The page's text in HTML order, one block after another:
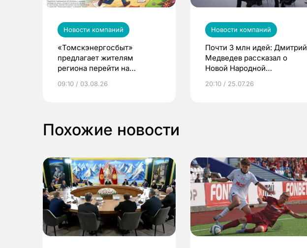
Новости компаний
«Томскэнергосбыт»
предлагает жителям
региона перейти на
выиграть призы
09:10 / 03.08.26
Новости компаний
Почти 3 млн идей: Дмитрий
Медведев рассказал о
Новой Народной
20:10 / 25.07.26
Похожие новости